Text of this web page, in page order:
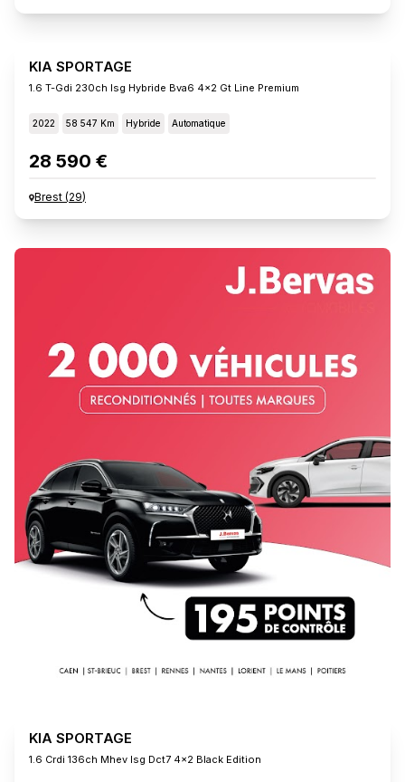
KIA SPORTAGE
1.6 T-Gdi 230ch Isg Hybride Bva6 4x2 Gt Line Premium
2022 58 547 Km Hybride Automatique
28 590 €
Brest (29)
KIA SPORTAGE
1.6 Crdi 136ch Mhev Isg Dct7 4x2 Black Edition